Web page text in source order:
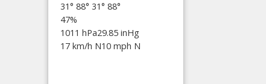
31° 88° 31° 88°
47%
1011 hPa29.85 inHg
17 km/h N10 mph N